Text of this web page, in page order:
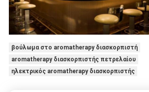
βούλωμα στο aromatherapy διασκορπιστή
aromatherapy διασκορπιστής πετρελαίου
ηλεκτρικός aromatherapy διασκορπιστής